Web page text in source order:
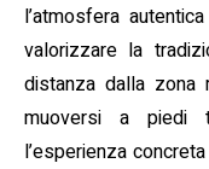
l’atmosfera
valorizzare la
distanza dalla zona
muoversi a piedi
l’esperienza